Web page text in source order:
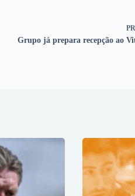
Grupo já prepara recepção ao